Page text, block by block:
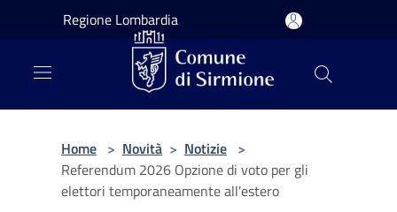
Salta al contenuto principale
Regione Lombardia
Home > Novità > Notizie >
Referendum 2026 Opzione di voto per gli
elettori temporaneamente all'estero